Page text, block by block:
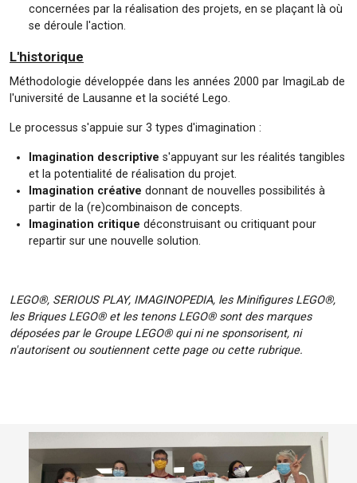
concernées par la réalisation des projets, en se plaçant là où
se déroule l'action.
L'historique
Méthodologie développée dans les années 2000 par ImagiLab de
l'université de Lausanne et la société Lego.
Le processus s'appuie sur 3 types d'imagination :
Imagination descriptive s'appuyant sur les réalités tangibles
et la potentialité de réalisation du projet.
Imagination créative donnant de nouvelles possibilités à
partir de la (re)combinaison de concepts.
Imagination critique déconstruisant ou critiquant pour
repartir sur une nouvelle solution.
LEGO®, SERIOUS PLAY, IMAGINOPEDIA, les Minifigures LEGO®,
les Briques LEGO® et les tenons LEGO® sont des marques
déposées par le Groupe LEGO® qui ni ne sponsorisent, ni
n'autorisent ou soutiennent cette page ou cette rubrique.